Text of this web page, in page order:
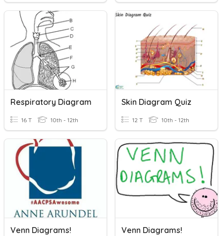
Respiratory Diagram
16 T 10th - 12th
Skin Diagram Quiz
12 T 10th - 12th
Venn Diagrams! Venn Diagrams!